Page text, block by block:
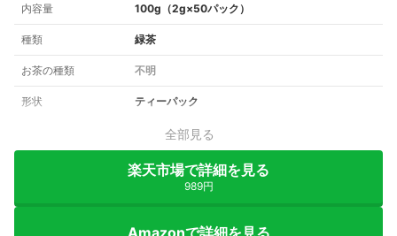
内容量 100g（2g×50パック）
種類 緑茶
お茶の種類 不明
形状 ティーパック
全部見る
楽天市場で詳細を見る
989円